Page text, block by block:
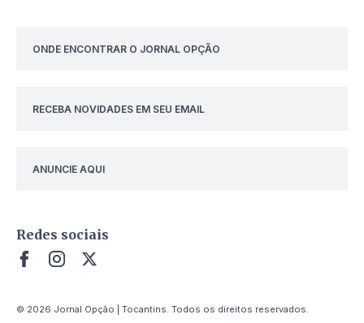
ONDE ENCONTRAR O JORNAL OPÇÃO
RECEBA NOVIDADES EM SEU EMAIL
ANUNCIE AQUI
Redes sociais
© 2026 Jornal Opção | Tocantins. Todos os direitos reservados.